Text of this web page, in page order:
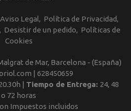
Aviso Legal
Política de Privacidad
Desistir de un pedido
Políticas de
Cookies
de Mar, Barcelona - (España)
| 628450659
| Tiempo de Entrega: 24, 48
o 72 horas
Impuestos incluidos